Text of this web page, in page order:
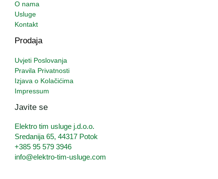
O nama
Usluge
Kontakt
Prodaja
Uvjeti Poslovanja
Pravila Privatnosti
Izjava o Kolačićima
Impressum
Javite se
Elektro tim usluge j.d.o.o.
Sredanija 65, 44317 Potok
+385 95 579 3946
info@elektro-tim-usluge.com